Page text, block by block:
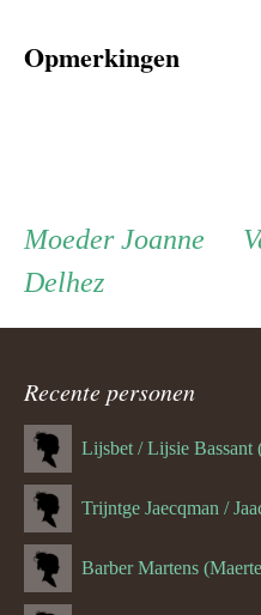
Opmerkingen
Persoon
ouder
navigatie
MoederMoeder
Joanne
Delhez
Recente personen